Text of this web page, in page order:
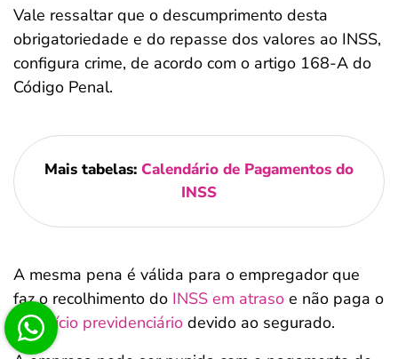
Vale ressaltar que o descumprimento desta
obrigatoriedade e do repasse dos valores ao INSS,
configura crime, de acordo com o artigo 168-A do
Código Penal.
Mais tabelas: Calendário de Pagamentos do
INSS
A mesma pena é válida para o empregador que
faz o recolhimento do INSS em atraso e não paga o
benefício previdenciário devido ao segurado.